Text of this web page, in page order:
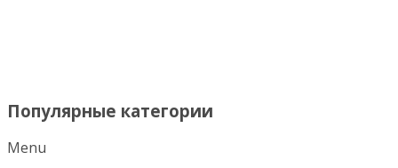
Популярные категории
Menu